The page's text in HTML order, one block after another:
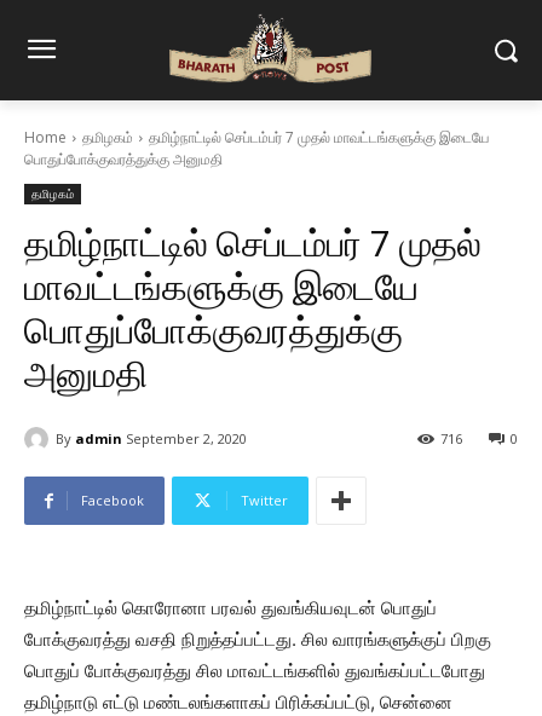
Home தமிழகம்
தமிழ்நாட்டில் செப்டம்பர் 7 முதல் மாவட்டங்களுக்கு இடையே
பொதுப்போக்குவரத்துக்கு அனுமதி
தமிழகம்
தமிழ்நாட்டில் செப்டம்பர் 7 முதல்
மாவட்டங்களுக்கு இடையே
பொதுப்போக்குவரத்துக்கு
அனுமதி
By admin September 2, 2020 0
716
Facebook Twitter
தமிழ்நாட்டில் கொரோனா பரவல் துவங்கியவுடன் பொதுப்
போக்குவரத்து வசதி நிறுத்தப்பட்டது. சில வாரங்களுக்குப் பிறகு
பொதுப் போக்குவரத்து சில மாவட்டங்களில் துவங்கப்பட்டபோது
தமிழ்நாடு எட்டு மண்டலங்களாகப் பிரிக்கப்பட்டு, சென்னை